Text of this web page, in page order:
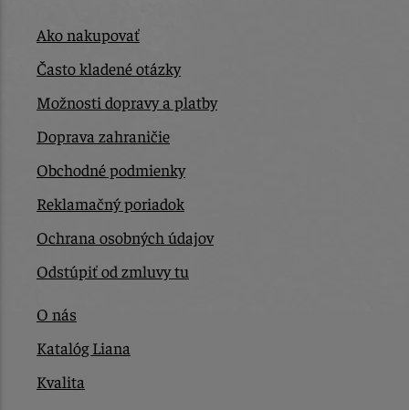
Ako nakupovať
Často kladené otázky
Možnosti dopravy a platby
Doprava zahraničie
Obchodné podmienky
Reklamačný poriadok
Ochrana osobných údajov
Odstúpiť od zmluvy tu
O nás
Katalóg Liana
Kvalita